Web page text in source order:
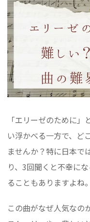
「エリーゼのために
い浮かべる一方で、ど
ませんか？特に日本で
り、3回聞くと不幸に
ることもありますよね。
この曲がなぜ人気なの